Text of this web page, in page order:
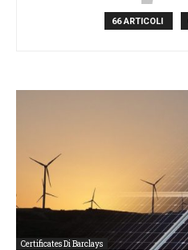
66 ARTICOLI
Certificates Di Barclays